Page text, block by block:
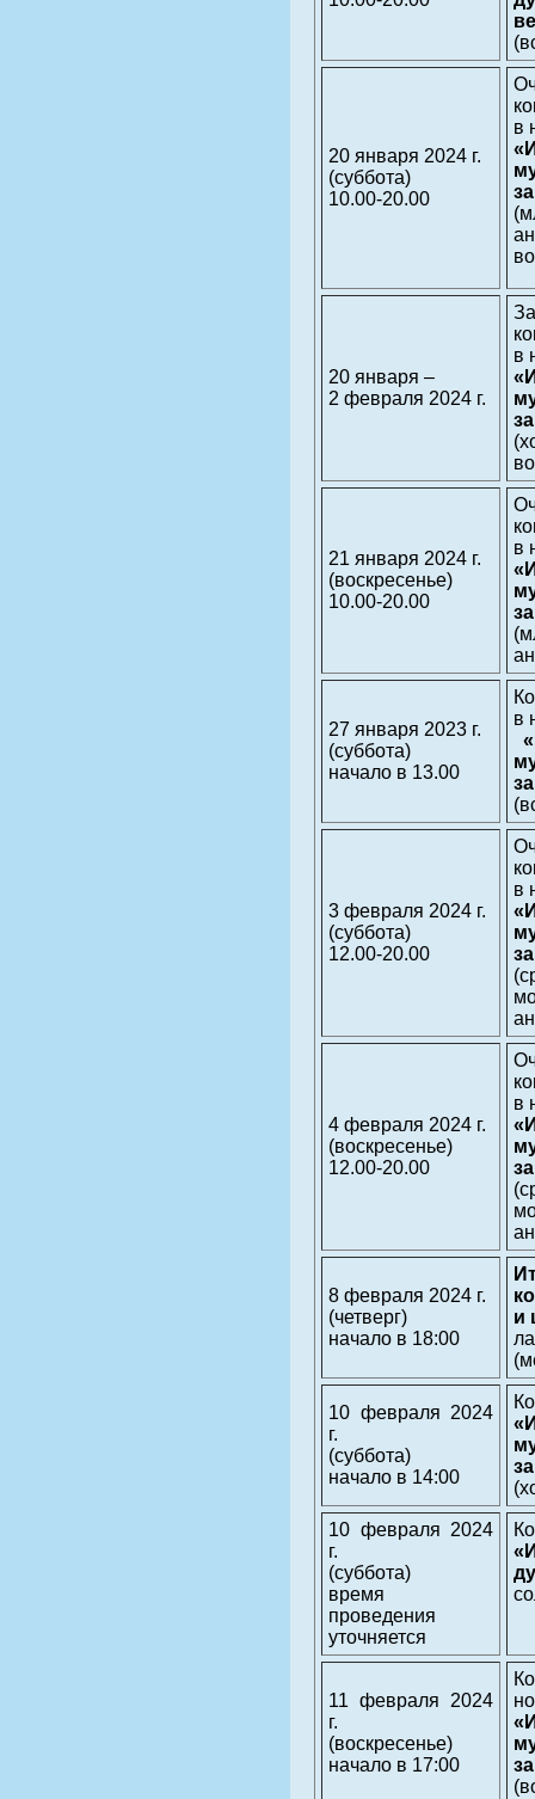
20 января 2024 г.
(суббота)
10.00-20.00
в
20 января –
2 февраля 2024 г.
в
21 января 2024 г.
(воскресенье)
10.00-20.00
в
27 января 2023 г.
(суббота)
начало в 13.00
в
3 февраля 2024 г.
(суббота)
12.00-20.00
в
4 февраля 2024 г.
(воскресенье)
12.00-20.00
в
8 февраля 2024 г.
(четверг)
начало в 18:00
и
10 февраля 2024
г.
(суббота)
начало в 14:00
10 февраля 2024
г.
(суббота)
время
проведения
уточняется
11 февраля 2024
г.
(воскресенье)
начало в 17:00